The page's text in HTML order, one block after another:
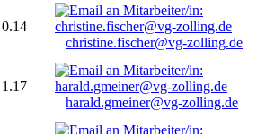
0.14
christine.fischer@vg-zolling.de
1.17
harald.gmeiner@vg-zolling.de